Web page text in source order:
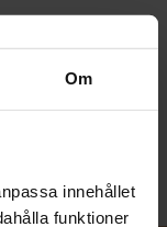
Om
innehållet
funktioner